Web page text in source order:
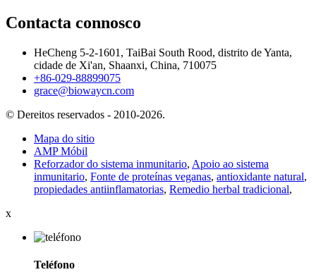
Contacta connosco
HeCheng 5-2-1601, TaiBai South Rood, distrito de Yanta,
cidade de Xi'an, Shaanxi, China, 710075
+86-029-88899075
grace@biowaycn.com
© Dereitos reservados - 2010-2026.
Mapa do sitio
AMP Móbil
Reforzador do sistema inmunitario, Apoio ao sistema
inmunitario, Fonte de proteínas veganas, antioxidante natural,
propiedades antiinflamatorias, Remedio herbal tradicional,
x
Teléfono